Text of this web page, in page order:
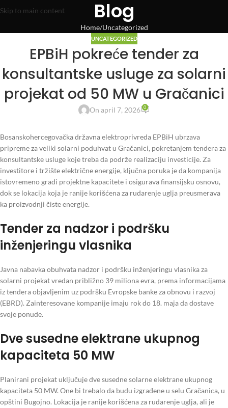
Skip to main content Blog
Home Uncategorized
UNCATEGORIZED
EPBiH pokreće tender za
konsultantske usluge za solarni
projekat od 50 MW u Gračanici
On april 7, 2026 0
Bosanskohercegovačka državna elektroprivreda EPBiH ubrzava
pripreme za veliki solarni poduhvat u Gračanici, pokretanjem tendera za
konsultantske usluge koje treba da podrže realizaciju investicije. Za
investitore i tržište električne energije, ključna poruka je da kompanija
istovremeno gradi projektne kapacitete i osigurava finansijsku osnovu,
dok se lokacija koja je ranije korišćena za rudarenje uglja preusmerava
ka proizvodnji čiste energije.
Tender za nadzor i podršku
inženjeringu vlasnika
Javna nabavka obuhvata nadzor i podršku inženjeringu vlasnika za
solarni projekat vredan približno 39 miliona evra, prema informacijama
iz tendera objavljenim uz podršku Evropske banke za obnovu i razvoj
(EBRD). Zainteresovane kompanije imaju rok do 18. maja da dostave
svoje ponude.
Dve susedne elektrane ukupnog
kapaciteta 50 MW
Planirani projekat uključuje dve susedne solarne elektrane ukupnog
kapaciteta 50 MW. One bi trebalo da budu izgrađene u selu Gračanica, u
opštini Bugojno. Lokacija je ranije korišćena za rudarenje uglja, ali je